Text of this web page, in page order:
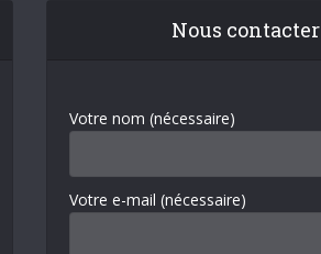
Nous contacter
Votre nom (nécessaire)
Votre e-mail (nécessaire)